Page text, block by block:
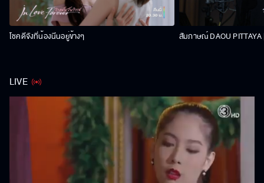
โชคดีจังที่น้องนีนอยู่ข้างๆ สัมภาษณ์ DAOU PITTAYA
LIVE